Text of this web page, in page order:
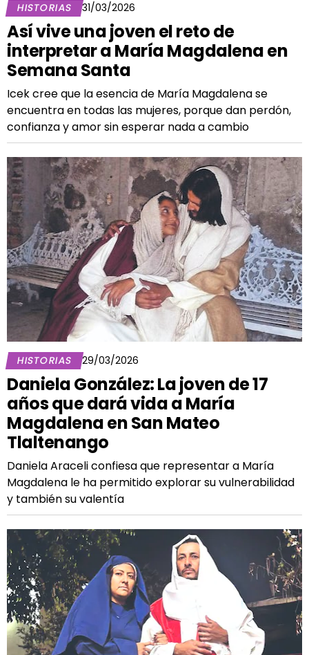
HISTORIAS 31/03/2026
Así vive una joven el reto de
interpretar a María Magdalena en
Semana Santa
Icek cree que la esencia de María Magdalena se
encuentra en todas las mujeres, porque dan perdón,
confianza y amor sin esperar nada a cambio
HISTORIAS 29/03/2026
Daniela González: La joven de 17
años que dará vida a María
Magdalena en San Mateo
Tlaltenango
Daniela Araceli confiesa que representar a María
Magdalena le ha permitido explorar su vulnerabilidad
y también su valentía